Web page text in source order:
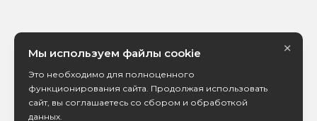
Мы используем файлы cookie
Это необходимо для полноценного
функционирования сайта. Продолжая использовать
сайт, вы соглашаетесь со сбором и обработкой
данных.
×